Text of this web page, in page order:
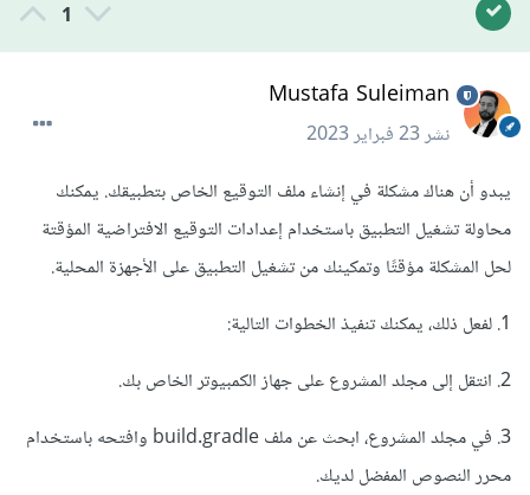
1
Mustafa Suleiman
نشر23 فبراير 2023
يبدو أن هناك مشكلة في إنشاء ملف التوقيع الخاص بتطبيقك. يمكنك
محاولة تشغيل التطبيق باستخدام إعدادات التوقيع الافتراضية المؤقتة
لحل المشكلة مؤقتًا وتمكينك من تشغيل التطبيق على الأجهزة المحلية.
1. لفعل ذلك، يمكنك تنفيذ الخطوات التالية:
2. انتقل إلى مجلد المشروع على جهاز الكمبيوتر الخاص بك.
3. في مجلد المشروع، ابحث عن ملف build.gradle وافتحه باستخدام
محرر النصوص المفضل لديك.